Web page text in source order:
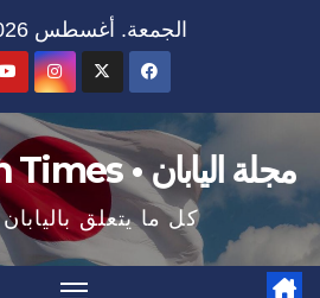
الجمعة. أغسطس 7th, 2026
مجلة اليابان • The Nippon Times
كل ما يتعلق